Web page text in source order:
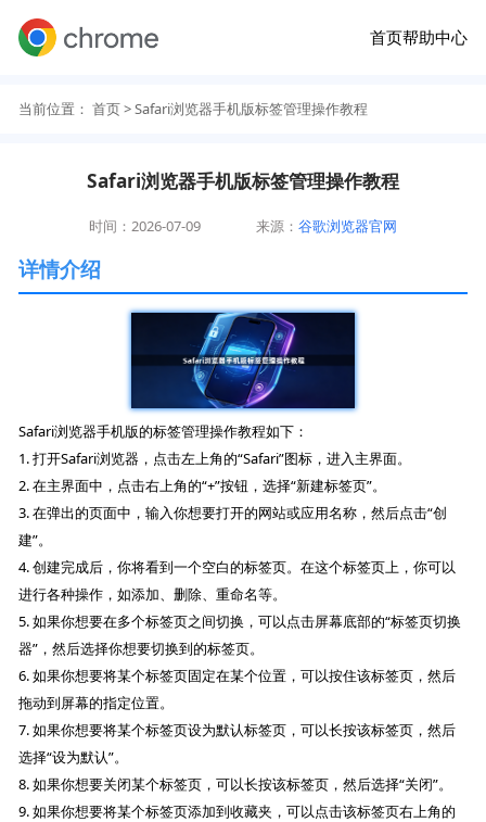
首页帮助中心
当前位置： 首页> Safari浏览器手机版标签管理操作教程
Safari浏览器手机版标签管理操作教程
时间：2026-07-09 来源：谷歌浏览器官网
详情介绍
Safari浏览器手机版的标签管理操作教程如下：
1. 打开Safari浏览器，点击左上角的“Safari”图标，进入主界面。
2. 在主界面中，点击右上角的“+”按钮，选择“新建标签页”。
3. 在弹出的页面中，输入你想要打开的网站或应用名称，然后点击“创
建”。
4. 创建完成后，你将看到一个空白的标签页。在这个标签页上，你可以
进行各种操作，如添加、删除、重命名等。
5. 如果你想要在多个标签页之间切换，可以点击屏幕底部的“标签页切换
器”，然后选择你想要切换到的标签页。
6. 如果你想要将某个标签页固定在某个位置，可以按住该标签页，然后
拖动到屏幕的指定位置。
7. 如果你想要将某个标签页设为默认标签页，可以长按该标签页，然后
选择“设为默认”。
8. 如果你想要关闭某个标签页，可以长按该标签页，然后选择“关闭”。
9. 如果你想要将某个标签页添加到收藏夹，可以点击该标签页右上角的